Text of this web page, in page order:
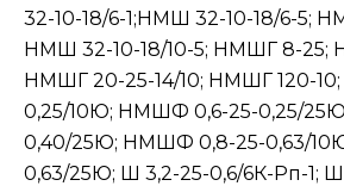
32-10-18/6-1;НМШ 32-10-18/6-5;
НМШ 32-10-18/10-5; НМШГ 8-25;
НМШГ 20-25-14/10; НМШГ 120-
0,25/10Ю; НМШФ 0,6-25-0,25/
0,40/25Ю; НМШФ 0,8-25-0,63/
0,63/25Ю; Ш 3,2-25-0,6/6К-Рп-1; Ш